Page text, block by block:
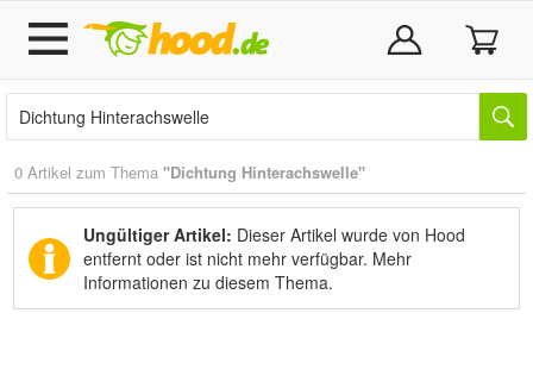
0 Artikel zum Thema "Dichtung Hinterachswelle"
Ungültiger Artikel: Dieser Artikel wurde von Hood
entfernt oder ist nicht mehr verfügbar. Mehr
Informationen zu diesem Thema.